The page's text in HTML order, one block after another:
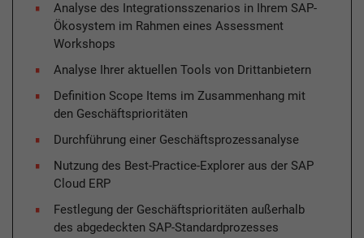
Analyse des Integrationsszenarios in Ihrem SAP-
Ökosystem im Rahmen eines Assessment
Workshops
Analyse Ihrer aktuellen Tools von Drittanbietern
Definition Scope Items im Zusammenhang mit
den Geschäftsprioritäten
Durchführung einer Geschäftsprozessanalyse
Nutzung des Best-Practice-Explorer aus der SAP
Cloud ERP
Festlegung der Geschäftsprioritäten außerhalb
des abgedeckten SAP-Standardprozesses